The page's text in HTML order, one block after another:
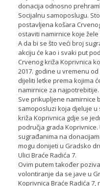
donacija odnosno
Socijalnu samoposlugu.
postavljena košara
ostaviti namirnice koje
A da bi se što veći broj
akciju će kao i svaki put
Crvenog križa Koprivnica
2017. godine u vremenu
dijeliti letke prema kojima
namirnice za najpotrebitije.
Sve prikupljene namirnice
samoposluzi koja djeluje
križa Koprivnica gdje se
područja grada
sugrađanima na
mogu donijeti u Gradsko
Ulici Braće Radića 7.
Ovim putem također
volontiranje da se jave u
Koprivnica Braće Radića 7,